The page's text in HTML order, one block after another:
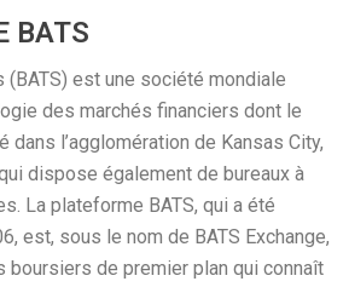
BATS
(BATS) est une société mondiale
des marchés financiers dont le
l’agglomération de Kansas City,
dispose également de bureaux à
La plateforme BATS, qui a été
est, sous le nom de BATS Exchange,
boursiers de premier plan qui connaît